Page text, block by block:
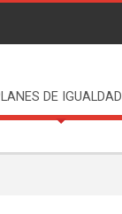
DE IGUALDAD